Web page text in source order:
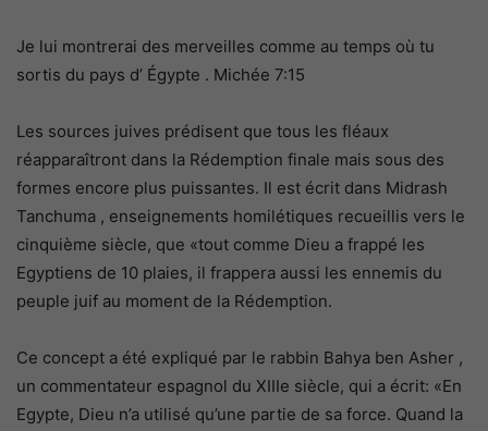
Je lui montrerai des merveilles comme au temps où tu
sortis du pays d’ Égypte . Michée 7:15
Les sources juives prédisent que tous les fléaux
réapparaîtront dans la Rédemption finale mais sous des
formes encore plus puissantes. Il est écrit dans Midrash
Tanchuma , enseignements homilétiques recueillis vers le
cinquième siècle, que «tout comme Dieu a frappé les
Egyptiens de 10 plaies, il frappera aussi les ennemis du
peuple juif au moment de la Rédemption.
Ce concept a été expliqué par le rabbin Bahya ben Asher ,
un commentateur espagnol du XIIIe siècle, qui a écrit: «En
Egypte, Dieu n’a utilisé qu’une partie de sa force. Quand la